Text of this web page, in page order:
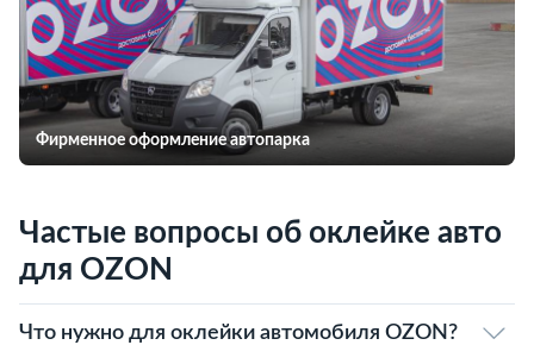
Фирменное оформление автопарка
Частые вопросы об оклейке авто
для OZON
Что нужно для оклейки автомобиля OZON?